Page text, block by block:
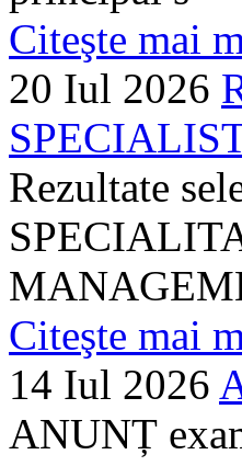
Citeşte mai
20 Iul 2026
Rezultate
Citeşte mai
14 Iul 2026
ANUNȚ